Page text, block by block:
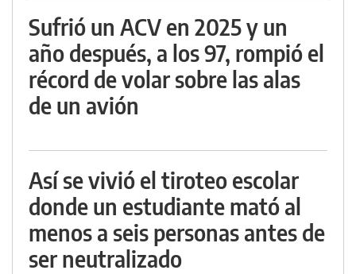
Sufrió un ACV en 2025 y un
año después, a los 97, rompió el
récord de volar sobre las alas
de un avión
Así se vivió el tiroteo escolar
donde un estudiante mató al
menos a seis personas antes de
ser neutralizado